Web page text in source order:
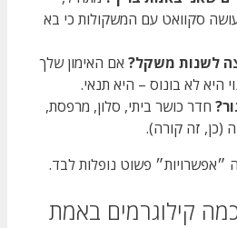
סקוואט עם המשקולות כי בא
לשנות משקל? אם האימון שלך
היא לא בונוס – היא תנאי.
חדר כושר ביתי, סלון, מרפסת,
(כן, זה קורה).
״אפשרויות״ פשוט נופלות לבד.
קילוגרמים באמת